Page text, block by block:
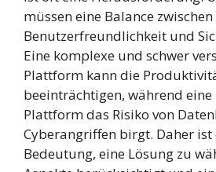
müssen eine Balance
Benutzerfreundlichkeit und
Eine komplexe und schwer
Plattform kann die
beeinträchtigen, während eine
Plattform das Risiko von
Cyberangriffen birgt. Daher ist
Bedeutung, eine Lösung zu